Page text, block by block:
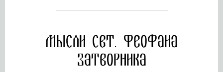
Мысли свт. Феофана
Затворника